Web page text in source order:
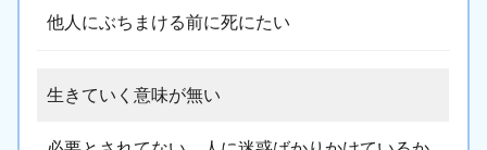
他人にぶちまける前に死にたい
生きていく意味が無い